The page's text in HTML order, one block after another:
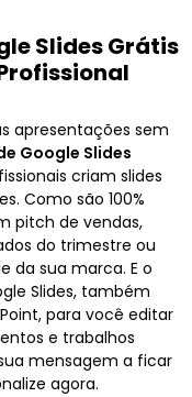
Slides Grátis
apresentações sem
Google Slides
criam slides
Como são 100%
pitch de vendas,
do trimestre ou
da sua marca. E o
Slides, também
para você editar
e trabalhos
mensagem a ficar
agora.